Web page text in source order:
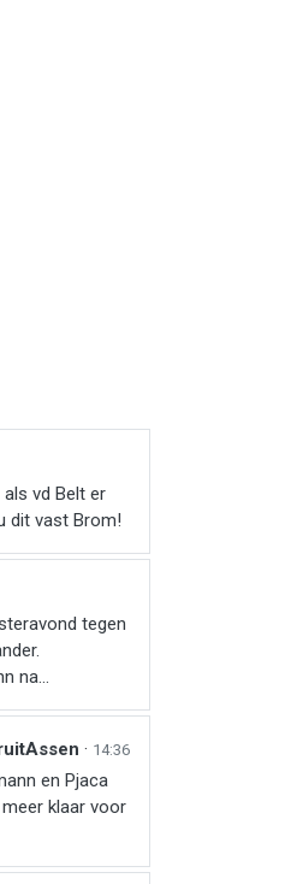
vd Belt er
dit vast Brom!
tegen
na...
· 14:36
en Pjaca
klaar voor